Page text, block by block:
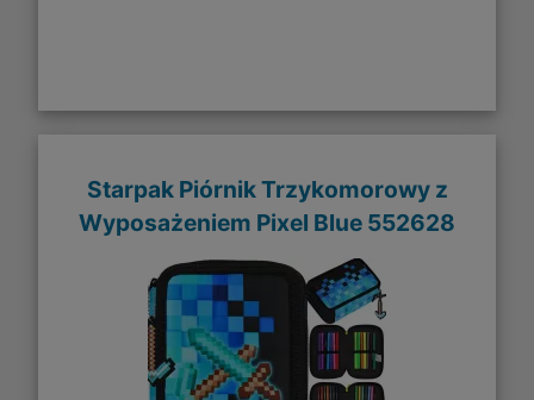
Starpak Piórnik Trzykomorowy z
Wyposażeniem Pixel Blue 552628